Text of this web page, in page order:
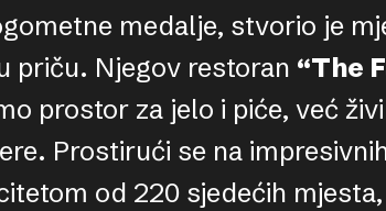
medalje, stvorio je
priču. Njegov restoran “The
prostor za jelo i piće, već
Prostirući se na
od 220 sjedećih